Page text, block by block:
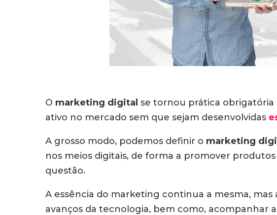
O marketing digital se tornou prática obrigatória
ativo no mercado sem que sejam desenvolvidas
A grosso modo, podemos definir o marketing
nos meios digitais, de forma a promover
questão.
A essência do marketing continua a mesma,
avanços da tecnologia, bem como, acompanhar